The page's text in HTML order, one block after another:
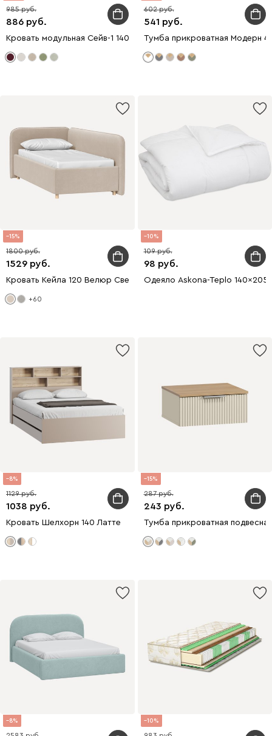
886
985
Кровать модульная Сейв-1 140 Велюр Бордовый
541
602
Тумба прикроватная Модерн
15
1529
1800
Кровать Кейла 120 Велюр Светло-бежевый
+60
10
98
109
Одеяло Askona-Teplo 140x205
8
1038
1129
Кровать Шелхорн 140 Латте
15
243
287
Тумба прикроватная
8 10